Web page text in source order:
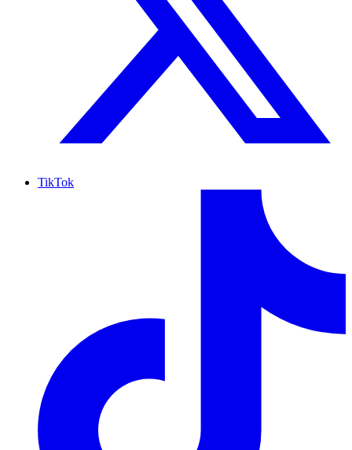
TikTok